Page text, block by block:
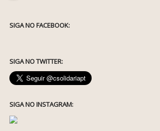
SIGA NO FACEBOOK:
SIGA NO TWITTER:
SIGA NO INSTAGRAM: